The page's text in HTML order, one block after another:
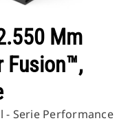
Mm
Fusion™,
- Serie Performance